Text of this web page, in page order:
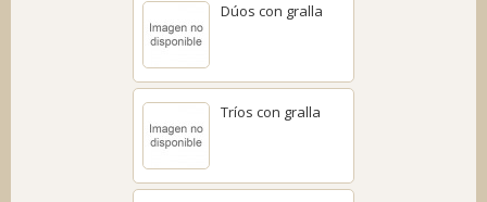
Dúos con gralla
Tríos con gralla